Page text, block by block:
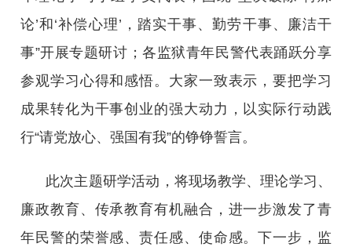
论’和‘补偿心理’，踏实干事、勤劳干事、廉洁干
事”开展专题研讨；各监狱青年民警代表踊跃分享
参观学习心得和感悟。大家一致表示，要把学习
成果转化为干事创业的强大动力，以实际行动践
行“请党放心、强国有我”的铮铮誓言。
此次主题研学活动，将现场教学、理论学习、
廉政教育、传承教育有机融合，进一步激发了青
年民警的荣誉感、责任感、使命感。下一步，监